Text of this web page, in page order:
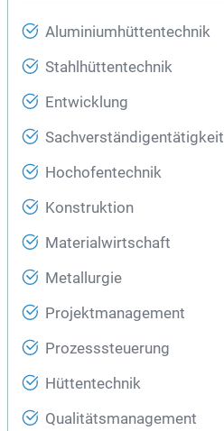
Aluminiumhüttentechnik
Stahlhüttentechnik
Entwicklung
Sachverständigentätigkeit
Hochofentechnik
Konstruktion
Materialwirtschaft
Metallurgie
Projektmanagement
Prozesssteuerung
Hüttentechnik
Qualitätsmanagement